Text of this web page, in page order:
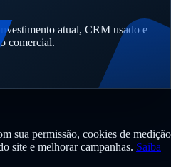
atual, CRM usado e
comercial.
sua permissão, cookies de medição
site e melhorar campanhas. Saiba